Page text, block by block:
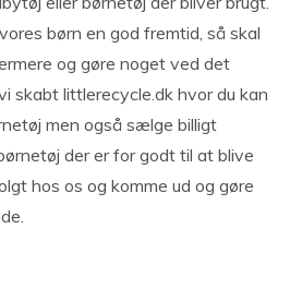
børn en god fremtid, så skal
og gøre noget ved det
skabt littlerecycle.dk hvor du kan
men også sælge billigt
der er for godt til at blive
hos os og komme ud og gøre